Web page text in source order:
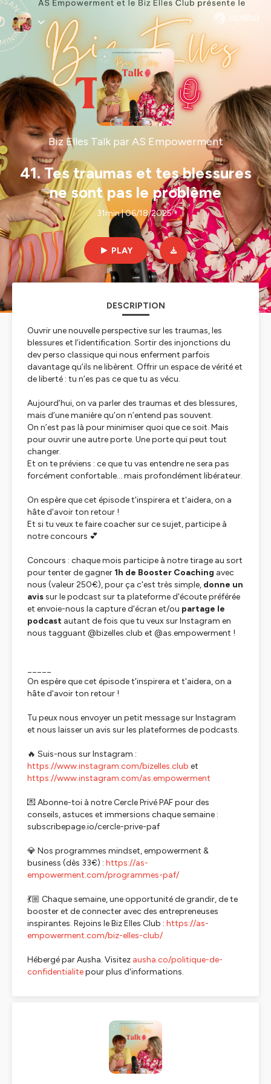
Biz Elles Talk par AS Empowerment
41. Tes traumas et tes blessures
ne sont pas le problème
31min | 06/18/2025
PLAY
DESCRIPTION
Ouvrir une nouvelle perspective sur les traumas, les
blessures et l’identification. Sortir des injonctions du
dev perso classique qui nous enferment parfois
davantage qu’ils ne libèrent. Offrir un espace de vérité et
de liberté : tu n’es pas ce que tu as vécu.
Aujourd’hui, on va parler des traumas et des blessures,
mais d’une manière qu’on n’entend pas souvent.
On n’est pas là pour minimiser quoi que ce soit. Mais
pour ouvrir une autre porte. Une porte qui peut tout
changer.
Et on te préviens : ce que tu vas entendre ne sera pas
forcément confortable… mais profondément libérateur.
On espère que cet épisode t'inspirera et t'aidera, on a
hâte d'avoir ton retour !
Et si tu veux te faire coacher sur ce sujet, participe à
notre concours 💕
Concours : chaque mois participe à notre tirage au sort
pour tenter de gagner 1h de Booster Coaching avec
nous (valeur 250€), pour ça c'est très simple, donne un
avissur le podcast sur ta plateforme d'écoute préférée
et envoie-nous la capture d'écran et/ou partage le
podcast autant de fois que tu veux sur Instagram en
nous tagguant @bizelles.club et @as.empowerment !
On espère que cet épisode t'inspirera et t'aidera, on a
hâte d'avoir ton retour !
Tu peux nous envoyer un petit message sur Instagram
et nous laisser un avis sur les plateformes de podcasts.
🔥 Suis-nous sur Instagram :
https://www.instagram.com/bizelles.club et
https://www.instagram.com/as.empowerment
💌 Abonne-toi à notre Cercle Privé PAF pour des
conseils, astuces et immersions chaque semaine :
subscribepage.io/cercle-prive-paf
💎 Nos programmes mindset, empowerment &
business (dès 33€) : https://as-
empowerment.com/programmes-paf/
💃🏼 Chaque semaine, une opportunité de grandir, de te
booster et de connecter avec des entrepreneuses
inspirantes. Rejoins le Biz Elles Club : https://as-
empowerment.com/biz-elles-club/
Hébergé par Ausha. Visitez ausha.co/politique-de-
confidentialitepour plus d'informations.